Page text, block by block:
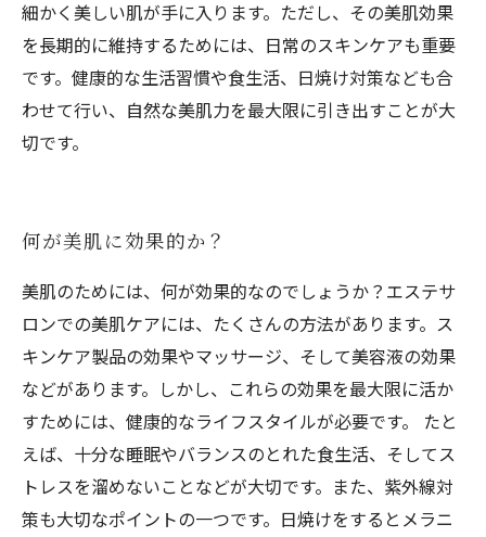
細かく美しい肌が手に入ります。ただし、その美肌効果
を長期的に維持するためには、日常のスキンケアも重要
です。健康的な生活習慣や食生活、日焼け対策なども合
わせて行い、自然な美肌力を最大限に引き出すことが大
切です。
何が美肌に効果的か？
美肌のためには、何が効果的なのでしょうか？エステサ
ロンでの美肌ケアには、たくさんの方法があります。ス
キンケア製品の効果やマッサージ、そして美容液の効果
などがあります。しかし、これらの効果を最大限に活か
すためには、健康的なライフスタイルが必要です。 たと
えば、十分な睡眠やバランスのとれた食生活、そしてス
トレスを溜めないことなどが大切です。また、紫外線対
策も大切なポイントの一つです。日焼けをするとメラニ